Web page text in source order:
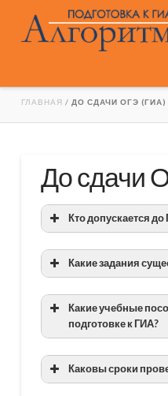
ГЛАВНАЯ / ДО СДАЧИ ОГЭ (ГИА)
До сдачи
Кто допускается до
Какие задания
Какие учебные
подготовке к ГИА?
Каковы сроки